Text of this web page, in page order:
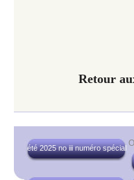
Retour
été 2025 no iii numéro spécial